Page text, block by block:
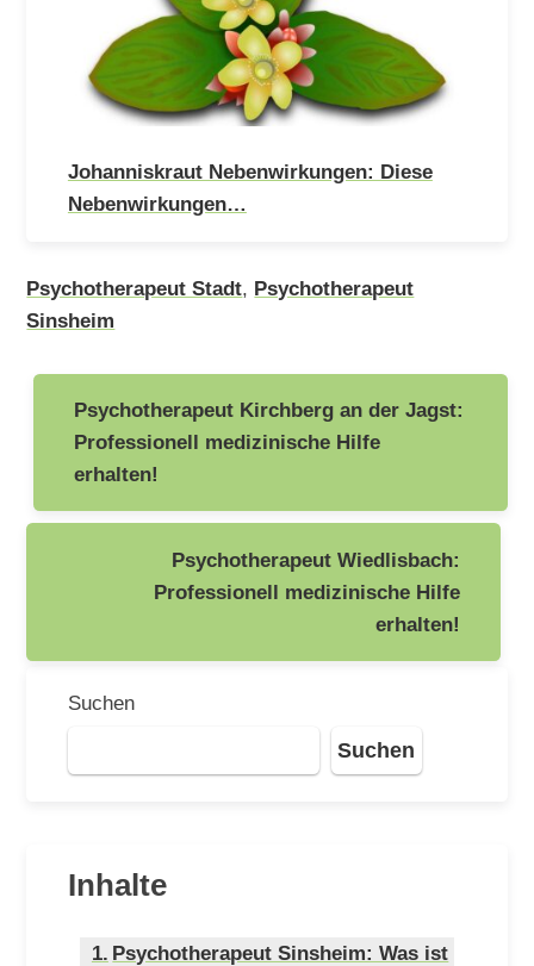
Johanniskraut Nebenwirkungen: Diese
Nebenwirkungen…
Psychotherapeut Stadt, Psychotherapeut
Sinsheim
Beitragsnavigation
Psychotherapeut Kirchberg an der Jagst:
Professionell medizinische Hilfe
erhalten!
Psychotherapeut Wiedlisbach:
Professionell medizinische Hilfe
erhalten!
Suchen
Suchen
Inhalte
Psychotherapeut Sinsheim: Was ist